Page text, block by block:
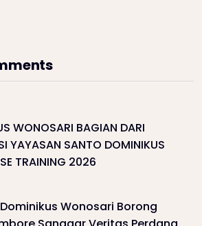
WONOSARI BAGIAN DARI
YAYASAN SANTO DOMINIKUS
TRAINING 2026
Wonosari Borong